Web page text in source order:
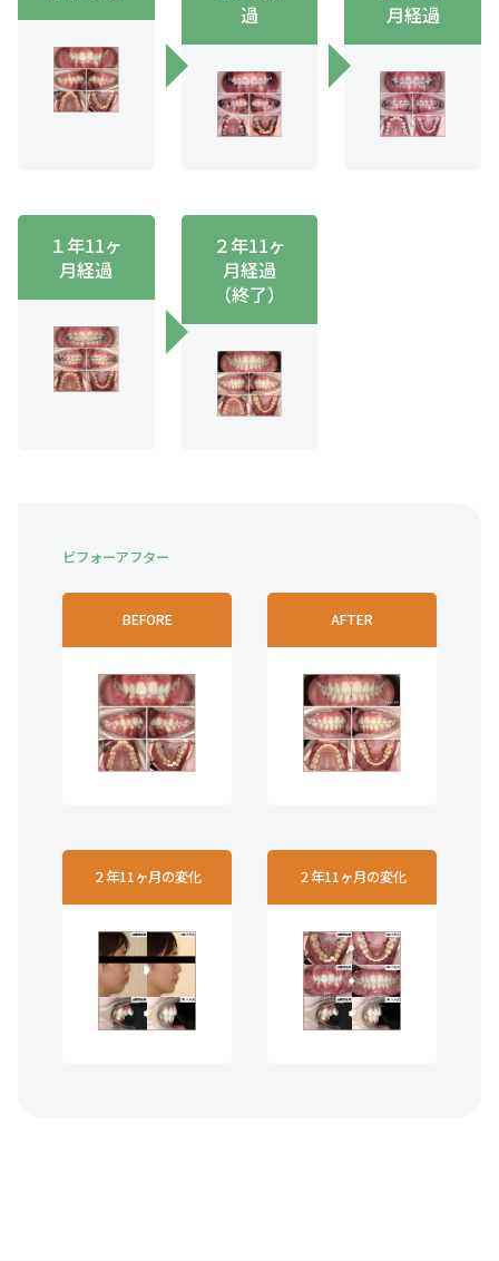
過
月経過
１年11ヶ
月経過
２年11ヶ
月経過
（終了）
ビフォーアフター
BEFORE AFTER
２年11ヶ月の変化 ２年11ヶ月の変化